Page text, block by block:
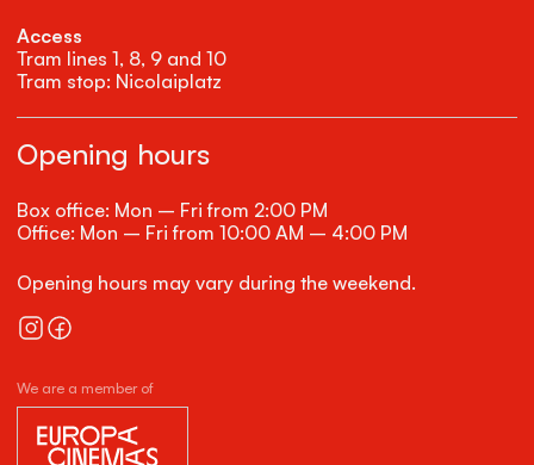
Access
Tram lines 1, 8, 9 and 10
Tram stop: Nicolaiplatz
Opening hours
Box office: Mon – Fri from 2:00 PM
Office: Mon – Fri from 10:00 AM – 4:00 PM
Opening hours may vary during the weekend.
We are a member of